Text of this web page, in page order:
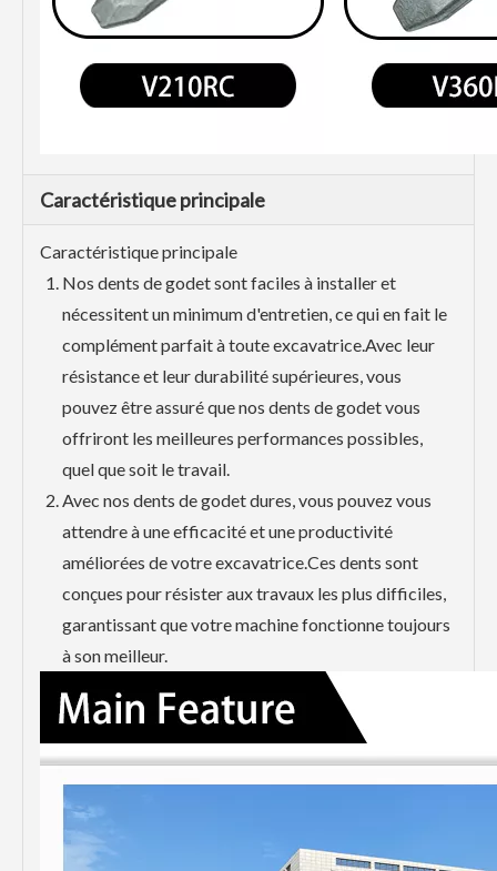
Caractéristique principale
Caractéristique principale
Nos dents de godet sont faciles à installer et
nécessitent un minimum d'entretien, ce qui en fait le
complément parfait à toute excavatrice.Avec leur
résistance et leur durabilité supérieures, vous
pouvez être assuré que nos dents de godet vous
offriront les meilleures performances possibles,
quel que soit le travail.
Avec nos dents de godet dures, vous pouvez vous
attendre à une efficacité et une productivité
améliorées de votre excavatrice.Ces dents sont
conçues pour résister aux travaux les plus difficiles,
garantissant que votre machine fonctionne toujours
à son meilleur.